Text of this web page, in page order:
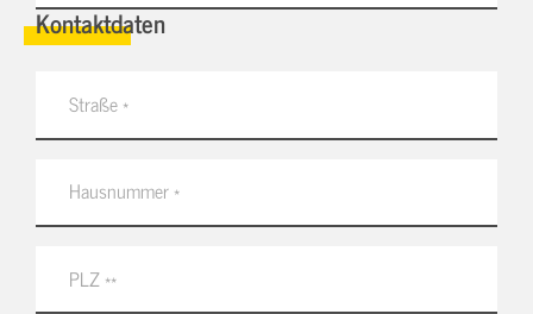
Kontaktdaten